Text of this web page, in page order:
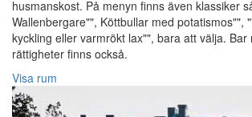
husmanskost. På menyn finns även klassiker
Wallenbergare"", Köttbullar med potatismos"",
kyckling eller varmrökt lax"", bara att välja. Bar
rättigheter finns också.
Visa rum